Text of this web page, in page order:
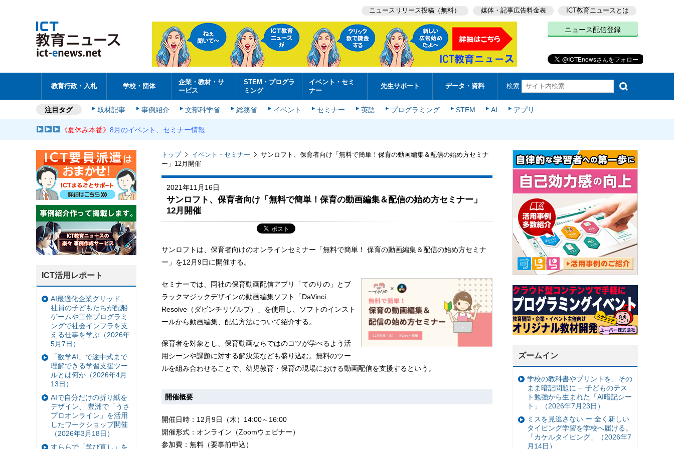
ニュースリリース投稿（無料） 媒体・記事広告料金表 ICT教育ニュースとは
ニュース配信登録
教育行政・入札 学校・団体
企業・教材・サ
ービス
STEM・プログラ
ミング
イベント・セミ
ナー
先生サポート データ・資料 検索
注目タグ 取材記事 事例紹介 文部科学省 総務省 イベント セミナー 英語 プログラミング STEM AI アプリ
《夏休み本番》8月のイベント、セミナー情報
トップ イベント・セミナー
サンロフト、保育者向け「無料で簡単！保育の動画編集＆配信の始め方セミナ
ー」12月開催
2021年11月16日
サンロフト、保育者向け「無料で簡単！保育の動画編集＆配信の始め方セミナー」
12月開催
サンロフトは、保育者向けのオンラインセミナー「無料で簡単！ 保育の動画編集＆配信の始め方セミナ
ー」を12月9日に開催する。
セミナーでは、同社の保育動画配信アプリ「てのりの」とブ
ラックマジックデザインの動画編集ソフト「DaVinci
Resolve（ダビンチリゾルブ）」を使用し、ソフトのインスト
ールから動画編集、配信方法について紹介する。
保育者を対象とし、保育動画ならではのコツが学べるよう活
用シーンや課題に対する解決策なども盛り込む。無料のツー
ルを組み合わせることで、幼児教育・保育の現場における動画配信を支援するという。
開催概要
開催日時：12月9日（木）14:00～16:00
開催形式：オンライン（Zoomウェビナー）
参加費：無料（要事前申込）
ズームイン
学校の教科書やプリントを、その
まま暗記問題に ─ 子どものテス
ト勉強から生まれた「AI暗記シー
ト」（2026年7月23日）
ミスを見逃さない ー 全く新しい
タイピング学習を学校へ届ける。
「カケルタイピング」（2026年7
月14日）
ICT活用レポート
AI最適化企業グリッド、
社員の子どもたちが配船
ゲームや工作プログラミ
ングで社会インフラを支
える仕事を学ぶ（2026年
5月7日）
「数学AI」で途中式まで
理解できる学習支援ツー
ルとは何か（2026年4月
13日）
AIで自分だけの折り紙を
デザイン、 豊洲で「うさ
プロオンライン」を活用
したワークショップ開催
（2026年3月18日）
すららで「学び直し」を